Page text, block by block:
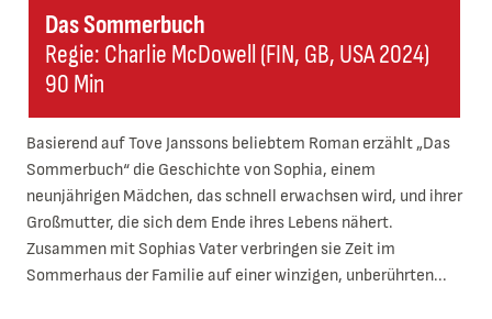
Das Sommerbuch
Regie: Charlie McDowell (FIN, GB, USA 2024)
90 Min
Basierend auf Tove Janssons beliebtem Roman erzählt „Das
Sommerbuch“ die Geschichte von Sophia, einem
neunjährigen Mädchen, das schnell erwachsen wird, und ihrer
Großmutter, die sich dem Ende ihres Lebens nähert.
Zusammen mit Sophias Vater verbringen sie Zeit im
Sommerhaus der Familie auf einer winzigen, unberührten...